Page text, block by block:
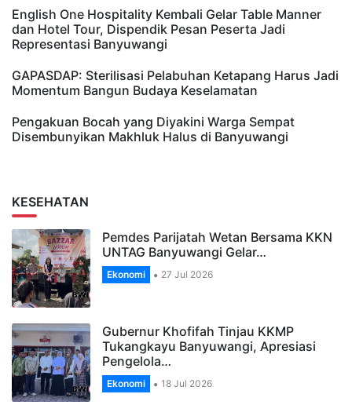
English One Hospitality Kembali Gelar Table Manner
dan Hotel Tour, Dispendik Pesan Peserta Jadi
Representasi Banyuwangi
GAPASDAP: Sterilisasi Pelabuhan Ketapang Harus Jadi
Momentum Bangun Budaya Keselamatan
Pengakuan Bocah yang Diyakini Warga Sempat
Disembunyikan Makhluk Halus di Banyuwangi
KESEHATAN
Pemdes Parijatah Wetan Bersama KKN
UNTAG Banyuwangi Gelar…
Ekonomi 27 Jul 2026
Gubernur Khofifah Tinjau KKMP
Tukangkayu Banyuwangi, Apresiasi
Pengelola…
Ekonomi 18 Jul 2026